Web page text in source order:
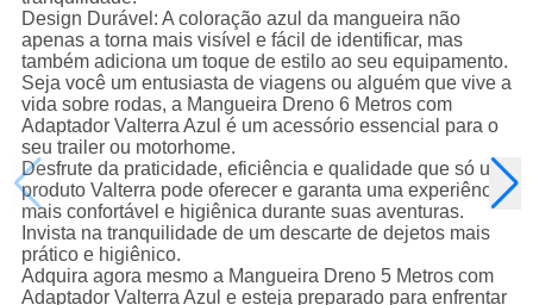
Design Durável: A coloração azul da mangueira não
apenas a torna mais visível e fácil de identificar, mas
também adiciona um toque de estilo ao seu equipamento.
Seja você um entusiasta de viagens ou alguém que vive a
vida sobre rodas, a Mangueira Dreno 6 Metros com
Adaptador Valterra Azul é um acessório essencial para o
seu trailer ou motorhome.
Desfrute da praticidade, eficiência e qualidade que só um
produto Valterra pode oferecer e garanta uma experiência
mais confortável e higiênica durante suas aventuras.
Invista na tranquilidade de um descarte de dejetos mais
prático e higiênico.
Adquira agora mesmo a Mangueira Dreno 5 Metros com
Adaptador Valterra Azul e esteja preparado para enfrentar